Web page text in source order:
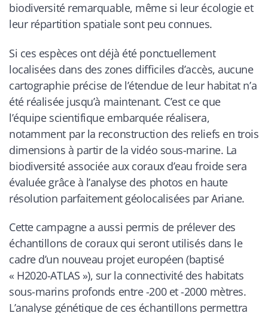
biodiversité remarquable, même si leur écologie et
leur répartition spatiale sont peu connues.
Si ces espèces ont déjà été ponctuellement
localisées dans des zones difficiles d’accès, aucune
cartographie précise de l’étendue de leur habitat n’a
été réalisée jusqu’à maintenant. C’est ce que
l’équipe scientifique embarquée réalisera,
notamment par la reconstruction des reliefs en trois
dimensions à partir de la vidéo sous-marine. La
biodiversité associée aux coraux d’eau froide sera
évaluée grâce à l’analyse des photos en haute
résolution parfaitement géolocalisées par Ariane.
Cette campagne a aussi permis de prélever des
échantillons de coraux qui seront utilisés dans le
cadre d’un nouveau projet européen (baptisé
« H2020-ATLAS »), sur la connectivité des habitats
sous-marins profonds entre -200 et -2000 mètres.
L’analyse génétique de ces échantillons permettra